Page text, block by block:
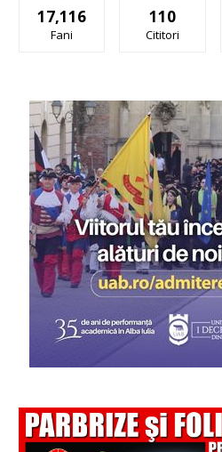
17,116
Fani
110
Cititori